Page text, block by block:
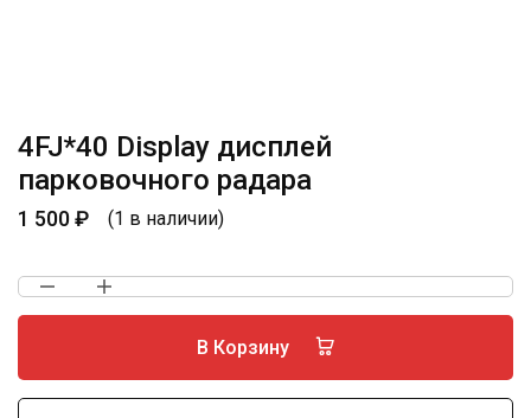
4FJ*40 Display дисплей
парковочного радара
1 500₽ (1 в наличии)
В Корзину